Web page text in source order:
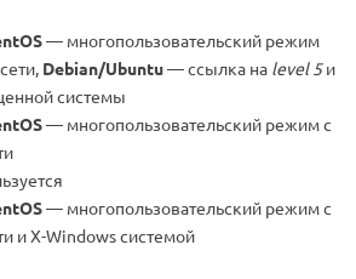
— многопользовательский режим
Debian/Ubuntu— ссылка на level 5и
системы
— многопользовательский режим с
— многопользовательский режим с
и X-Windows системой